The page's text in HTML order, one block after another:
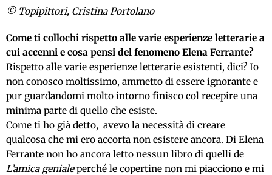
© Topipittori, Cristina Portolano
Come ti collochi rispetto alle varie esperienze letterarie a
cui accenni e cosa pensi del fenomeno Elena Ferrante?
Rispetto alle varie esperienze letterarie esistenti, dici? Io
non conosco moltissimo, ammetto di essere ignorante e
pur guardandomi molto intorno finisco col recepire una
minima parte di quello che esiste.
Come ti ho già detto, avevo la necessità di creare
qualcosa che mi ero accorta non esistere ancora. Di Elena
Ferrante non ho ancora letto nessun libro di quelli de
L’amica genialeperché le copertine non mi piacciono e mi